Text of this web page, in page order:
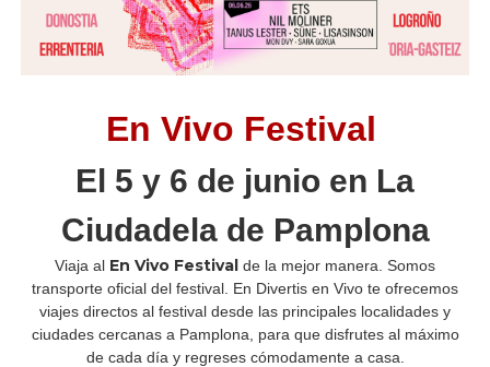
En Vivo Festival
El 5 y 6 de junio en La
Ciudadela de Pamplona
Viaja al En Vivo Festival de la mejor manera. Somos
transporte oficial del festival. En Divertis en Vivo te ofrecemos
viajes directos al festival desde las principales localidades y
ciudades cercanas a Pamplona, para que disfrutes al máximo
de cada día y regreses cómodamente a casa.